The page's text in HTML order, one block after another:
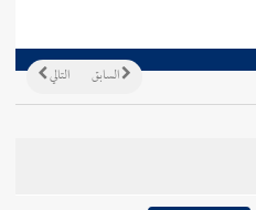
التالي السابق